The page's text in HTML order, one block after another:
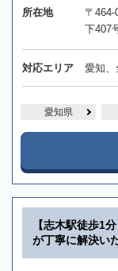
所在地
〒464-
下407
対応エリア 愛知、
愛知県
【志木駅徒歩1
が丁寧に解決い